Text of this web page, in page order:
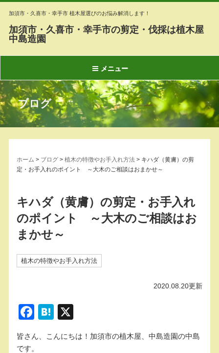
加須市・久喜市・幸手市 植木屋選びのお悩み解消します！
加須市・久喜市・幸手市の剪定・伐採は植木屋
中島造園
メニュー
ブログ
ホーム > ブログ >植木の特徴やお手入れ方法 > キハダ（黄膚）の剪
定・お手入れのポイント ～大木のご相談はおまかせ～
キハダ（黄膚）の剪定・お手入れ
のポイント ～大木のご相談はお
まかせ～
植木の特徴やお手入れ方法
2020.08.20更新
F
c
H
e
皆さん、こんにちは！加須市の植木屋、中島造園の中島
です。